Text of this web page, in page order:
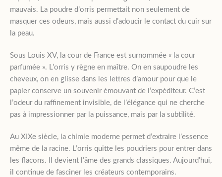
mauvais. La poudre d’orris permettait non seulement de
masquer ces odeurs, mais aussi d’adoucir le contact du cuir sur
la peau.
Sous Louis XV, la cour de France est surnommée « la cour
parfumée ». L’orris y règne en maître. On en saupoudre les
cheveux, on en glisse dans les lettres d’amour pour que le
papier conserve un souvenir émouvant de l’expéditeur. C’est
l’odeur du raffinement invisible, de l’élégance qui ne cherche
pas à impressionner par la puissance, mais par la subtilité.
Au XIXe siècle, la chimie moderne permet d’extraire l’essence
même de la racine. L’orris quitte les poudriers pour entrer dans
les flacons. Il devient l’âme des grands classiques. Aujourd’hui,
il continue de fasciner les créateurs contemporains.